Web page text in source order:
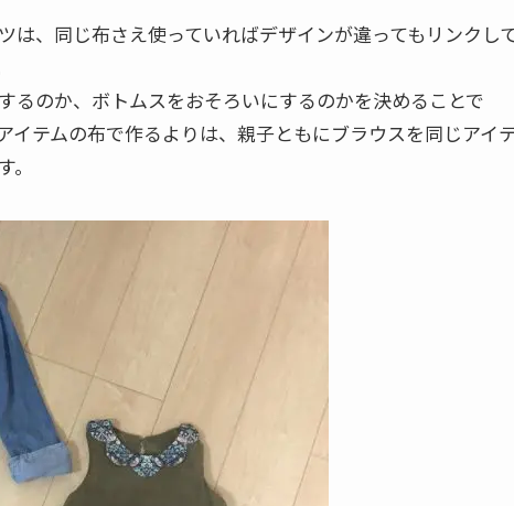
は、同じ布さえ使っていればデザインが違ってもリンクし
るのか、ボトムスをおそろいにするのかを決めることで
イテムの布で作るよりは、親子ともにブラウスを同じアイ